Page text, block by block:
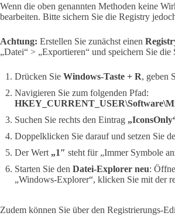
Wenn die oben genannten Methoden keine
bearbeiten. Bitte sichern Sie die Registry
Achtung: Erstellen Sie zunächst einen
„Datei“ > „Exportieren“ und speichern Sie
Drücken Sie Windows-Taste + R, geben
Navigieren Sie zum folgenden Pfad:
Suchen Sie rechts den Eintrag
Doppelklicken Sie darauf und setzen Sie
Der Wert „1″ steht für „Immer Symbole
Starten Sie den Datei-Explorer neu:
„Windows-Explorer“, klicken Sie mit der
Zudem können Sie über den Registrierungs-